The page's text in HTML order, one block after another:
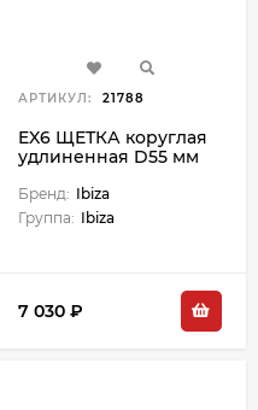
АРТИКУЛ: 21788
EX6 ЩЕТКА коруглая
удлиненная D55 мм
Бренд: Ibiza
Группа: Ibiza
7 030 ₽